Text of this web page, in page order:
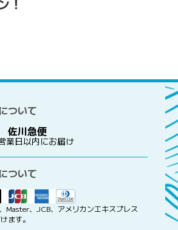
！
ついて
佐川急便
業日以内にお届け
ついて
Master、JCB、アメリカンエキスプレス
ます。